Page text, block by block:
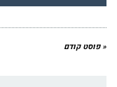
« פוסט קודם